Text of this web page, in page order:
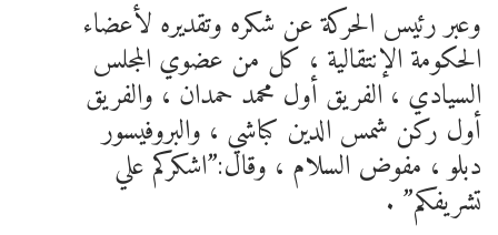
وعبر رئيس الحركة عن شكره وتقديره لأعضاء
الحكومة الإنتقالية ، كل من عضوي المجلس
السيادي ، الفريق أول محمد حمدان ، والفريق
أول ركن شمس الدين كباشي ، والبروفيسور
دبلو ، مفوض السلام ، وقال:”اشكركم علي
تشريفكم” .